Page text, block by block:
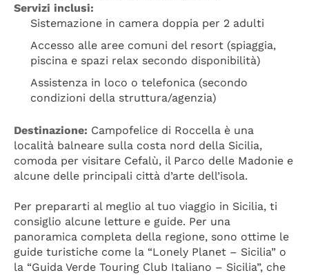
Servizi inclusi:
Sistemazione in camera doppia per 2 adulti
Accesso alle aree comuni del resort (spiaggia,
piscina e spazi relax secondo disponibilità)
Assistenza in loco o telefonica (secondo
condizioni della struttura/agenzia)
Destinazione: Campofelice di Roccella è una
località balneare sulla costa nord della Sicilia,
comoda per visitare Cefalù, il Parco delle Madonie e
alcune delle principali città d’arte dell’isola.
Per prepararti al meglio al tuo viaggio in Sicilia, ti
consiglio alcune letture e guide. Per una
panoramica completa della regione, sono ottime le
guide turistiche come la “Lonely Planet – Sicilia” o
la “Guida Verde Touring Club Italiano – Sicilia”, che